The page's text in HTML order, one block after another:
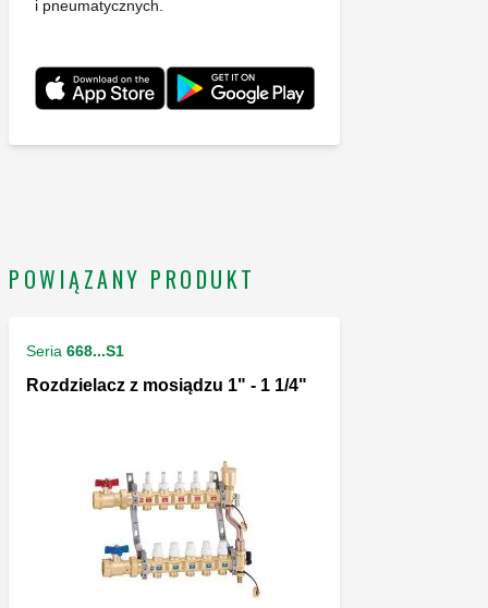
i pneumatycznych.
POWIĄZANY PRODUKT
Seria 668...S1
Rozdzielacz z mosiądzu 1" - 1 1/4"